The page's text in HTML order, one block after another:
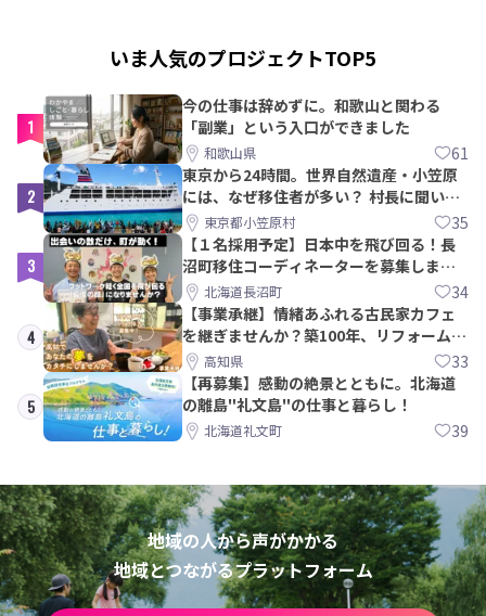
いま人気のプロジェクトTOP5
1
今の仕事は辞めずに。和歌山と関わる
「副業」という入口ができました
和歌山県 61
2
東京から24時間。世界自然遺産・小笠原
には、なぜ移住者が多い？ 村長に聞いて
みた東京都小笠原村 35
3
【１名採用予定】日本中を飛び回る！長
沼町移住コーディネーターを募集しま
す！北海道長沼町 34
4
【事業承継】情緒あふれる古民家カフェ
を継ぎませんか？築100年、リフォームか
ら約10年！
高知県 33
5
【再募集】感動の絶景とともに。北海道
の離島"礼文島"の仕事と暮らし！
北海道礼文町 39
地域の人から声がかかる
地域とつながるプラットフォーム